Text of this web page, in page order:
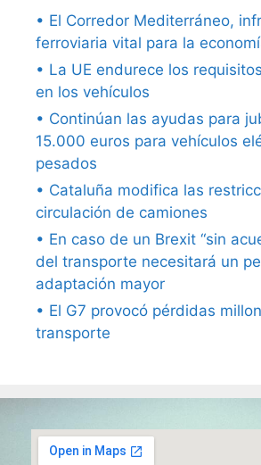
• El Corredor Mediterráneo,
ferroviaria vital para la
• La UE endurece los
en los vehículos
• Continúan las ayudas para
15.000 euros para vehículos
pesados
• Cataluña modifica las
circulación de camiones
• En caso de un Brexit “sin
del transporte necesitará un
adaptación mayor
• El G7 provocó pérdidas
transporte